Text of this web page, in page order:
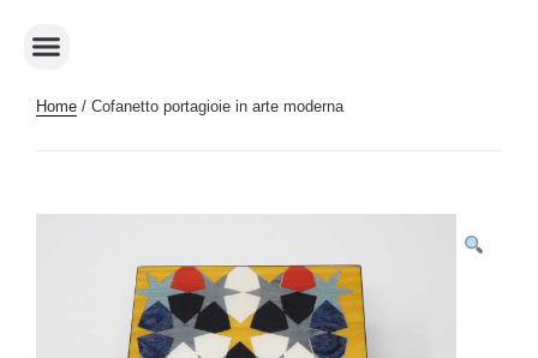
Home / Cofanetto portagioie in arte moderna